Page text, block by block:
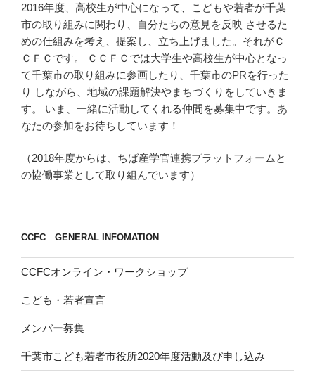
2016年度、高校生が中心になって、こどもや若者が千葉
市の取り組みに関わり、自分たちの意見を反映 させるた
めの仕組みを考え、提案し、立ち上げました。それがＣ
ＣＦＣです。 ＣＣＦＣでは大学生や高校生が中心となっ
て千葉市の取り組みに参画したり、千葉市のPRを行った
り しながら、地域の課題解決やまちづくりをしていきま
す。 いま、一緒に活動してくれる仲間を募集中です。あ
なたの参加をお待ちしています！
（2018年度からは、ちば産学官連携プラットフォームと
の協働事業として取り組んでいます）
CCFC GENERAL INFOMATION
CCFCオンライン・ワークショップ
こども・若者宣言
メンバー募集
千葉市こども若者市役所2020年度活動及び申し込み